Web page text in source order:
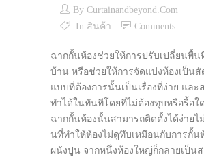
By Curtainandbeyond.com
In สินค้า Comments
ฉากกั้นห้องช่วยให้การปรับเปลี่ยนพื้น
บ้าน หรือช่วยให้การจัดแบ่งห้องเป็น
แบบที่ต้องการนั้นเป็นเรื่องที่ง่าย และ
ทำได้ในทันทีโดยที่ไม่ต้องทุบหรือรื้อใ
ฉากกั้นห้องนั้นสามารถติดตั้งได้ง่ายไ
นที่ทำให้ห้องไม่ดูทึบเหมือนกับการกั้น
ผนังปูน จากหนึ่งห้องใหญ่ก็กลายเป็นส